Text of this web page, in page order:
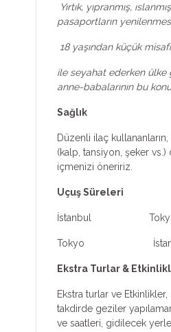
Yırtık, yıpranmış,
pasaportların
18 yaşından küçük
ile seyahat ederken ülke
anne-babalarının bu
Sağlık
Düzenli ilaç
(kalp, tansiyon, şeker vs.)
içmenizi öneririz.
Uçuş Süreleri
İstanbul
Tokyo
Ekstra Turlar &
Ekstra turlar ve Etkinlikler,
takdirde geziler
ve saatleri, gidilecek